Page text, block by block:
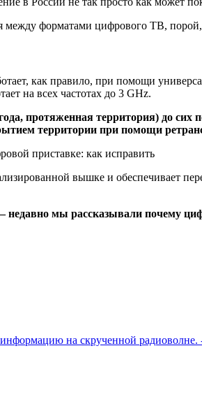
между форматами цифрового ТВ,
как правило, при помощи
на всех частотах до 3 GHz.
протяженная территория) до
территории при помощи
приставке: как исправить
вышке и обеспечивает
мы рассказывали почему
на скрученной